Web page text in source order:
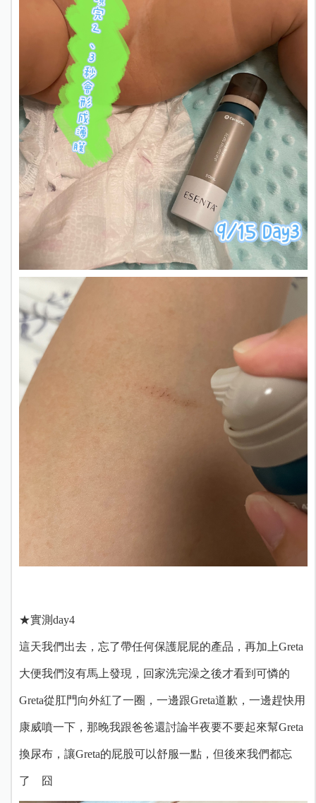
★實測day4
這天我們出去，忘了帶任何保護屁屁的產品，再加上Greta
大便我們沒有馬上發現，回家洗完澡之後才看到可憐的
Greta從肛門向外紅了一圈，一邊跟Greta道歉，一邊趕快用
康威噴一下，那晚我跟爸爸還討論半夜要不要起來幫Greta
換尿布，讓Greta的屁股可以舒服一點，但後來我們都忘
了 囧